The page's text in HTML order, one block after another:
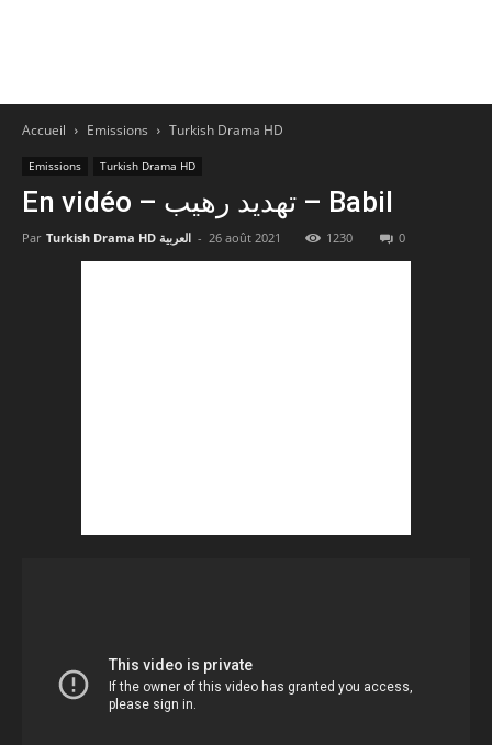
Accueil Emissions Turkish Drama HD
Emissions Turkish Drama HD
En vidéo – تهديد رهيب – Babil
Par Turkish Drama HD العربية - 26 août 2021 1230 0